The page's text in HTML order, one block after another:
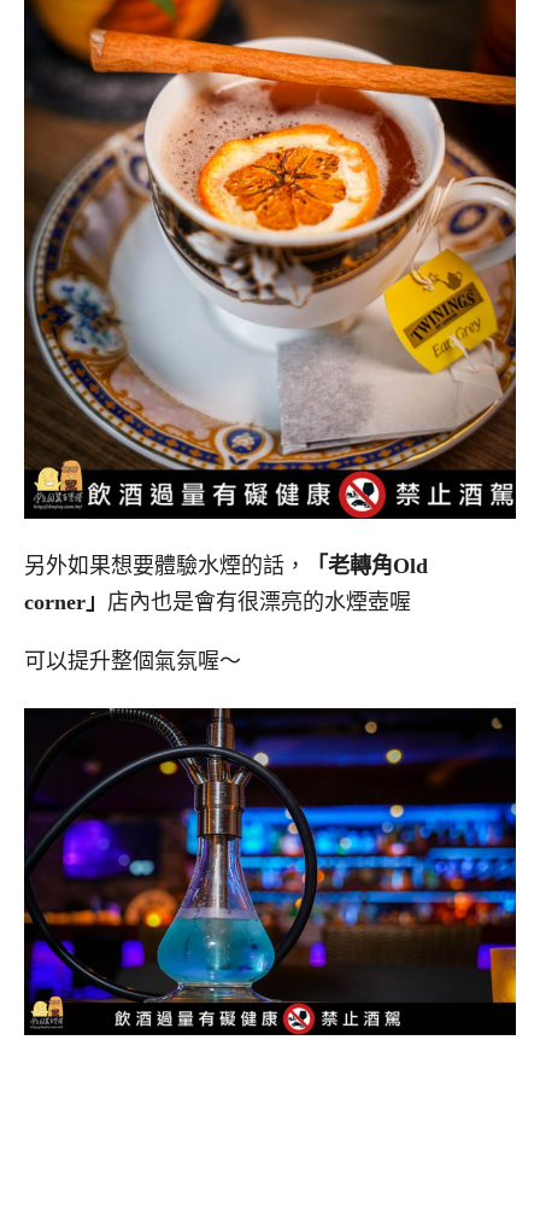
另外如果想要體驗水煙的話，
「老轉角Old
corner」 店內也是會有很漂亮的水煙壺喔
可以提升整個氣氛喔～